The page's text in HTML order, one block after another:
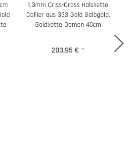
1,3mm Criss-Cross Halskette
Collier aus 333 Gold Gelbgold,
Goldkette Damen 40cm
203,95 € *